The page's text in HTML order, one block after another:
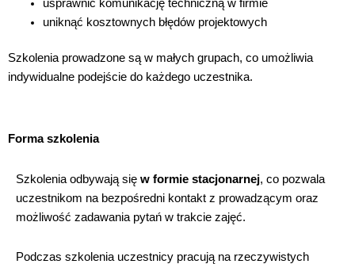
usprawnić komunikację techniczną w firmie
uniknąć kosztownych błędów projektowych
Szkolenia prowadzone są w małych grupach, co umożliwia
indywidualne podejście do każdego uczestnika.
Forma szkolenia
Szkolenia odbywają się w formie stacjonarnej, co pozwala
uczestnikom na bezpośredni kontakt z prowadzącym oraz
możliwość zadawania pytań w trakcie zajęć.
Podczas szkolenia uczestnicy pracują na rzeczywistych